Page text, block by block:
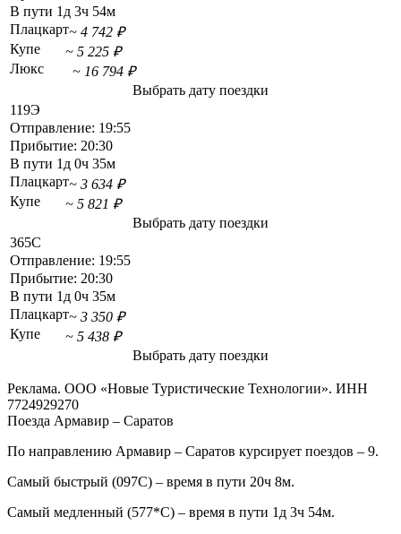
В пути 1д 3ч 54м
Плацкарт~ 4 742 ₽
Купе
~ 5 225 ₽
Люкс
~ 16 794 ₽
Выбрать дату поездки
119Э
Отправление: 19:55
Прибытие: 20:30
В пути 1д 0ч 35м
Плацкарт~ 3 634 ₽
Купе
~ 5 821 ₽
Выбрать дату поездки
365С
Отправление: 19:55
Прибытие: 20:30
В пути 1д 0ч 35м
Плацкарт~ 3 350 ₽
Купе
~ 5 438 ₽
Выбрать дату поездки
Реклама. ООО «Новые Туристические Технологии». ИНН
7724929270
Поезда Армавир – Саратов
По направлению Армавир – Саратов курсирует поездов – 9.
Самый быстрый (097С) – время в пути 20ч 8м.
Самый медленный (577*С) – время в пути 1д 3ч 54м.